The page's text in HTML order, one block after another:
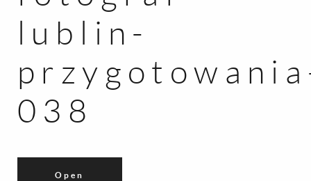
Kontakt
Strefa Klienta
lublin-
038
Open